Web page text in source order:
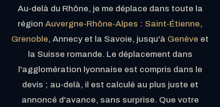
Au-delà du Rhône, je me déplace dans toute la
région Auvergne-Rhône-Alpes : Saint-Étienne,
Grenoble, Annecy et la Savoie, jusqu'à Genève et
la Suisse romande. Le déplacement dans
l'agglomération lyonnaise est compris dans le
devis ; au-delà, il est calculé au plus juste et
annoncé d'avance, sans surprise. Que votre